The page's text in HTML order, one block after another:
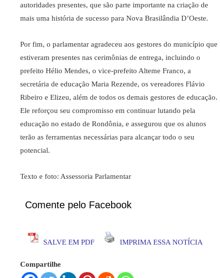
autoridades presentes, que são parte importante na criação de
mais uma história de sucesso para Nova Brasilândia D’Oeste.
Por fim, o parlamentar agradeceu aos gestores do município que
estiveram presentes nas cerimônias de entrega, incluindo o
prefeito Hélio Mendes, o vice-prefeito Alteme Franco, a
secretária de educação Maria Rezende, os vereadores Flávio
Ribeiro e Elizeu, além de todos os demais gestores de educação.
Ele reforçou seu compromisso em continuar lutando pela
educação no estado de Rondônia, e assegurou que os alunos
terão as ferramentas necessárias para alcançar todo o seu
potencial.
Texto e foto: Assessoria Parlamentar
Comente pelo Facebook
SALVE EM PDF IMPRIMA ESSA NOTÍCIA
Compartilhe